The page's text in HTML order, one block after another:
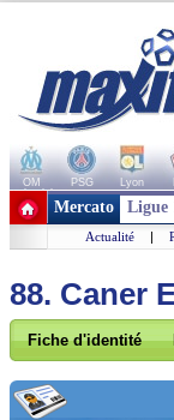
OM PSG Lyon
+ de clubs
Mercato Ligue
Actualité |
88. Caner
Fiche d'identité